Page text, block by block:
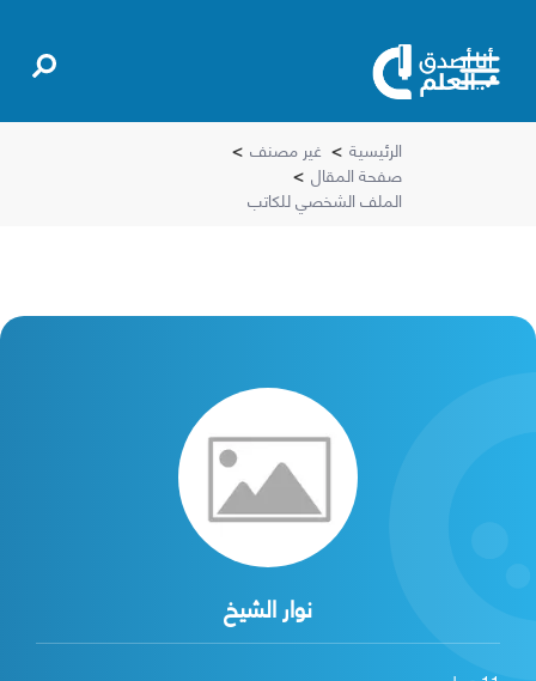
الرئيسية > غير مصنف >
صفحة المقال >
الملف الشخصي للكاتب
نوار الشيخ